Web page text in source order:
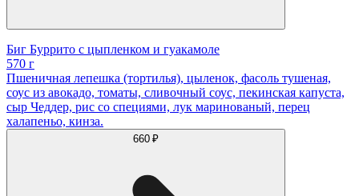
Биг Буррито с цыпленком и гуакамоле
570 г
Пшеничная лепешка (тортилья), цыленок, фасоль тушеная,
соус из авокадо, томаты, сливочный соус, пекинская капуста,
сыр Чеддер, рис со специями, лук маринованый, перец
халапеньо, кинза.
660 ₽